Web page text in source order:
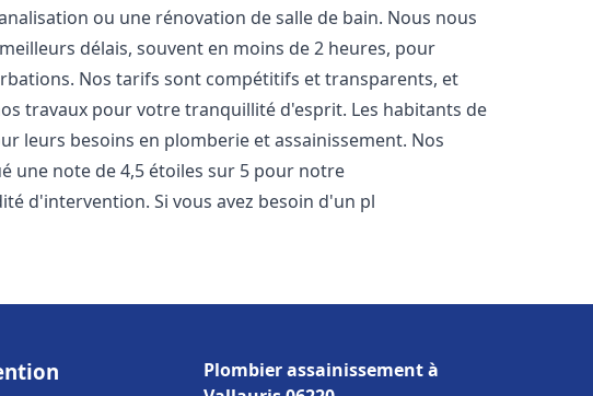
ou une rénovation de salle de bain. Nous nous
délais, souvent en moins de 2 heures, pour
Nos tarifs sont compétitifs et transparents, et
travaux pour votre tranquillité d'esprit. Les habitants de
leurs besoins en plomberie et assainissement. Nos
une note de 4,5 étoiles sur 5 pour notre
d'intervention. Si vous avez besoin d'un pl
Plombier assainissement à